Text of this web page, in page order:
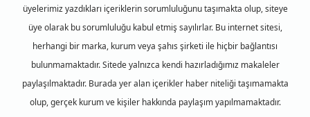
üyelerimiz yazdıkları içeriklerin sorumluluğunu taşımakta olup, siteye
üye olarak bu sorumluluğu kabul etmiş sayılırlar. Bu internet sitesi,
herhangi bir marka, kurum veya şahıs şirketi ile hiçbir bağlantısı
bulunmamaktadır. Sitede yalnızca kendi hazırladığımız makaleler
paylaşılmaktadır. Burada yer alan içerikler haber niteliği taşımamakta
olup, gerçek kurum ve kişiler hakkında paylaşım yapılmamaktadır.